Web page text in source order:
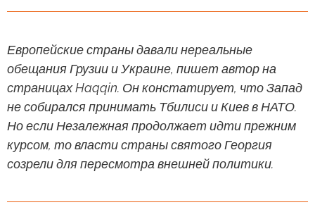
Европейские страны давали нереальные
обещания Грузии и Украине, пишет автор на
страницах Haqqin. Он констатирует, что Запад
не собирался принимать Тбилиси и Киев в НАТО.
Но если Незалежная продолжает идти прежним
курсом, то власти страны святого Георгия
созрели для пересмотра внешней политики.